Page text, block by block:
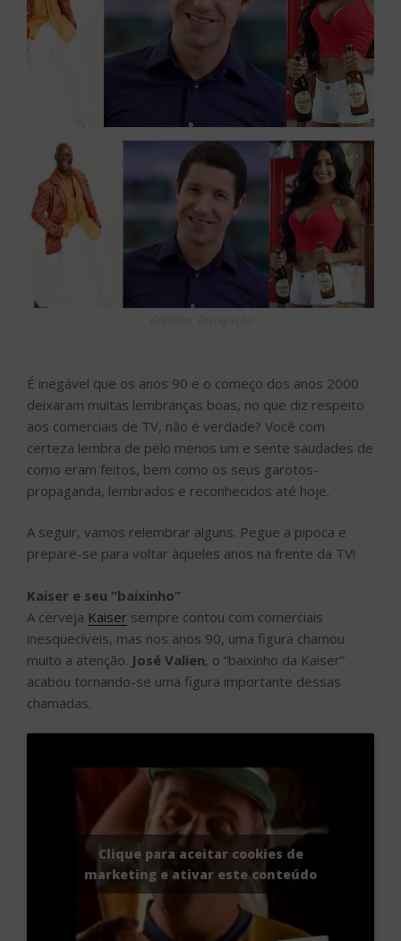
É inegável que os anos 90 e o começo dos anos 2000
deixaram muitas lembranças boas, no que diz respeito
aos comerciais de TV, não é verdade? Você com
certeza lembra de pelo menos um e sente saudades de
como eram feitos, bem como os seus garotos-
propaganda, lembrados e reconhecidos até hoje.
A seguir, vamos relembrar alguns. Pegue a pipoca e
prepare-se para voltar àqueles anos na frente da TV!
Kaiser e seu “baixinho”
A cerveja Kaiser sempre contou com comerciais
inesquecíveis, mas nos anos 90, uma figura chamou
muito a atenção. José Valien, o “baixinho da Kaiser”
acabou tornando-se uma figura importante dessas
chamadas.
Clique para aceitar cookies de
marketing e ativar este conteúdo